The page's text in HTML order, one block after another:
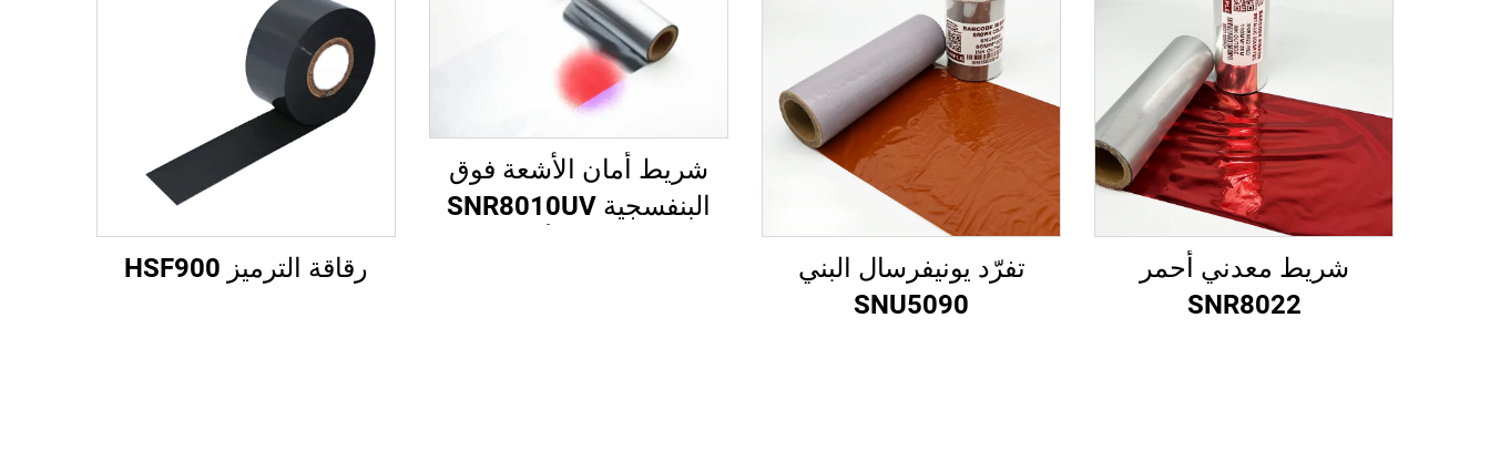
شريط معدني أحمر
SNR8022
تفرّد يونيفرسال البني
SNU5090
شريط أمان الأشعة فوق
البنفسجية SNR8010UV
رقاقة الترميز HSF900